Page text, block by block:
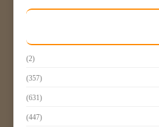
(2)
(357)
(631)
(447)